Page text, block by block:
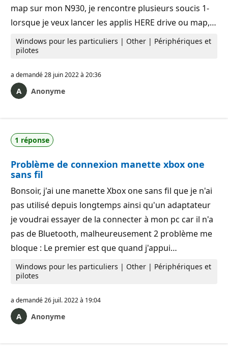
map sur mon N930, je rencontre plusieurs soucis 1-
lorsque je veux lancer les applis HERE drive ou map,…
Windows pour les particuliers | Other | Périphériques et
pilotes
a demandé28 juin 2022 à 20:36
Anonyme
1 réponse
Problème de connexion manette xbox one
sans fil
Bonsoir, j'ai une manette Xbox one sans fil que je n'ai
pas utilisé depuis longtemps ainsi qu'un adaptateur
je voudrai essayer de la connecter à mon pc car il n'a
pas de Bluetooth, malheureusement 2 problème me
bloque : Le premier est que quand j'appui…
Windows pour les particuliers | Other | Périphériques et
pilotes
a demandé26 juil. 2022 à 19:04
Anonyme